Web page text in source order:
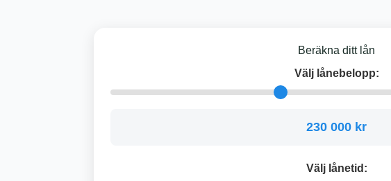
Beräkna ditt lån
Välj lånebelopp:
230 000 kr
Välj lånetid: